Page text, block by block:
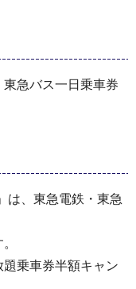
急バス一日乗車券
は、東急電鉄・東急
乗車券半額キャン